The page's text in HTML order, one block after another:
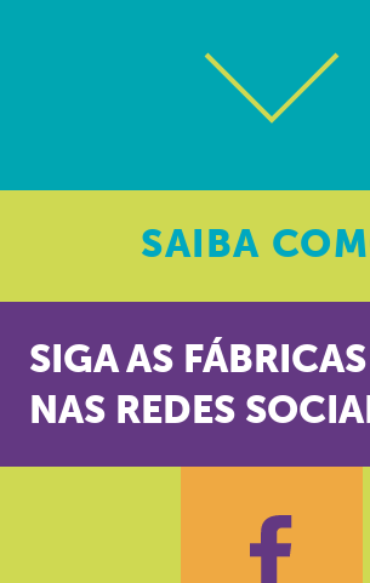
SAIBA
SIGA AS FÁBRICAS
NAS REDES